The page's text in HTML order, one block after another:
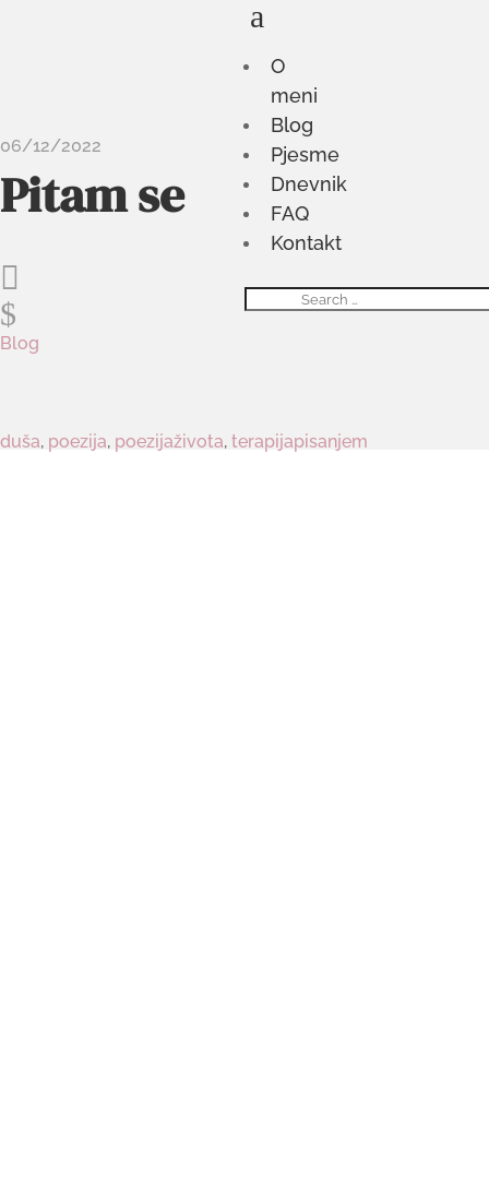
O
meni
Blog
Pjesme
Dnevnik
FAQ
Kontakt
a
06/12/2022
Pitam se

$
Blog
duša, poezija, poezijaživota, terapijapisanjem